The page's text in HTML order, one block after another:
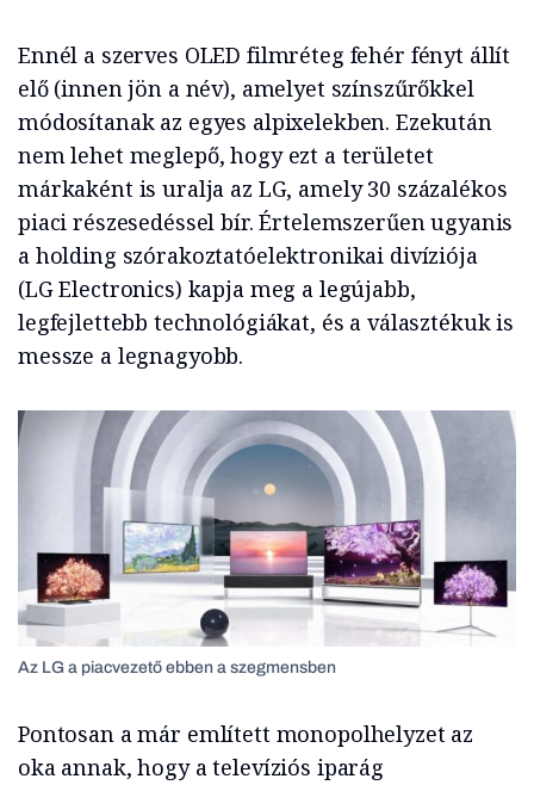
Ennél a szerves OLED filmréteg fehér fényt állít
elő (innen jön a név), amelyet színszűrőkkel
módosítanak az egyes alpixelekben. Ezekután
nem lehet meglepő, hogy ezt a területet
márkaként is uralja az LG, amely 30 százalékos
piaci részesedéssel bír. Értelemszerűen ugyanis
a holding szórakoztatóelektronikai divíziója
(LG Electronics) kapja meg a legújabb,
legfejlettebb technológiákat, és a választékuk is
messze a legnagyobb.
Az LG a piacvezető ebben a szegmensben
Pontosan a már említett monopolhelyzet az
oka annak, hogy a televíziós iparág